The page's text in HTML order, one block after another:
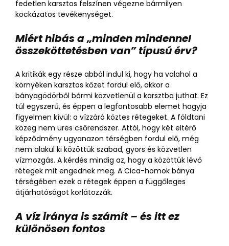
fedetlen karsztos felszínen végezne bármilyen
kockázatos tevékenységet.
Miért hibás a „minden mindennel
összeköttetésben van” típusú érv?
A kritikák egy része abból indul ki, hogy ha valahol a
környéken karsztos kőzet fordul elő, akkor a
bányagödörből bármi közvetlenül a karsztba juthat. Ez
túl egyszerű, és éppen a legfontosabb elemet hagyja
figyelmen kívül: a vízzáró köztes rétegeket. A földtani
közeg nem üres csőrendszer. Attól, hogy két eltérő
képződmény ugyanazon térségben fordul elő, még
nem alakul ki közöttük szabad, gyors és közvetlen
vízmozgás. A kérdés mindig az, hogy a közöttük lévő
rétegek mit engednek meg. A Cica-homok bánya
térségében ezek a rétegek éppen a függőleges
átjárhatóságot korlátozzák.
A víz iránya is számít – és itt ez
különösen fontos